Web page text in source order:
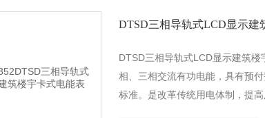
DTSD三相导轨式LCD显示建
DTSD三相导轨式LCD显示建筑
相、三相交流有功电能，具有预
标准。是改革传统用电体制，提